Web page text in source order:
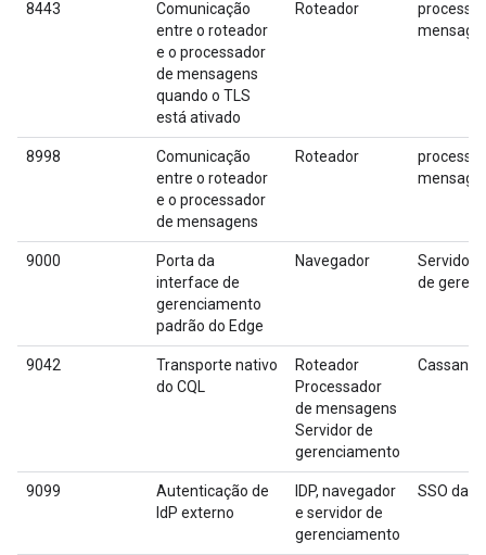
8443
Comunicação
entre o roteador
e o processador
de mensagens
quando o TLS
está ativado
Roteador
8998
Comunicação
entre o roteador
e o processador
de mensagens
Roteador
9000
Porta da
interface de
gerenciamento
padrão do Edge
Navegador
Servidor
de
9042
Transporte nativo
do CQL
Roteador
Processador
de mensagens
Servidor de
gerenciamento
9099
Autenticação de
IdP externo
IDP, navegador
e servidor de
gerenciamento
SSO da